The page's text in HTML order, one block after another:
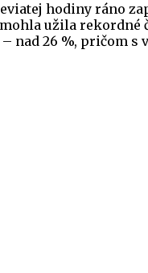
hodiny ráno
užila rekordné
nad 26 %, pričom